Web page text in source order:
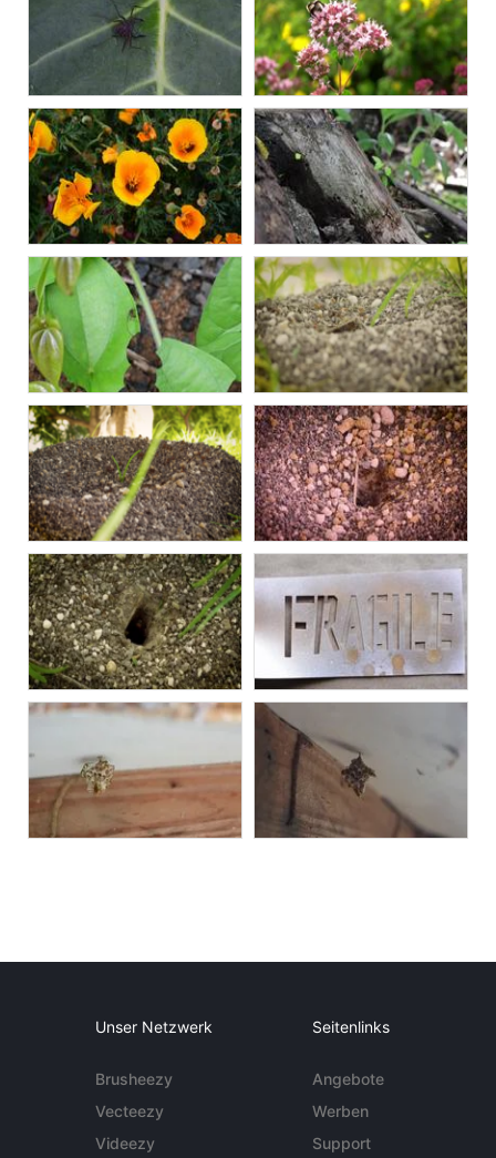
Unser Netzwerk
Brusheezy
Vecteezy
Videezy
Seitenlinks
Angebote
Werben
Support